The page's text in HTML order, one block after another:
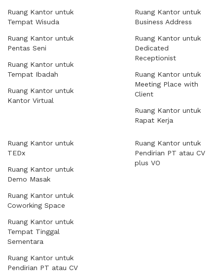
Ruang Kantor untuk
Tempat Wisuda
Ruang Kantor untuk
Pentas Seni
Ruang Kantor untuk
Tempat Ibadah
Ruang Kantor untuk
Kantor Virtual
Ruang Kantor untuk
Business Address
Ruang Kantor untuk
Dedicated
Receptionist
Ruang Kantor untuk
Meeting Place with
Client
Ruang Kantor untuk
Rapat Kerja
Ruang Kantor untuk
TEDx
Ruang Kantor untuk
Demo Masak
Ruang Kantor untuk
Coworking Space
Ruang Kantor untuk
Tempat Tinggal
Sementara
Ruang Kantor untuk
Pendirian PT atau CV
Ruang Kantor untuk
Pendirian PT atau CV
plus VO